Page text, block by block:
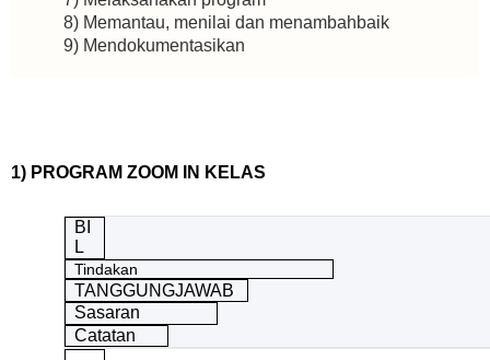
8) Memantau, menilai dan menambahbaik
9) Mendokumentasikan
1) PROGRAM ZOOM IN KELAS
BI
L
Tindakan
TANGGUNGJAWAB
Sasaran
Catatan